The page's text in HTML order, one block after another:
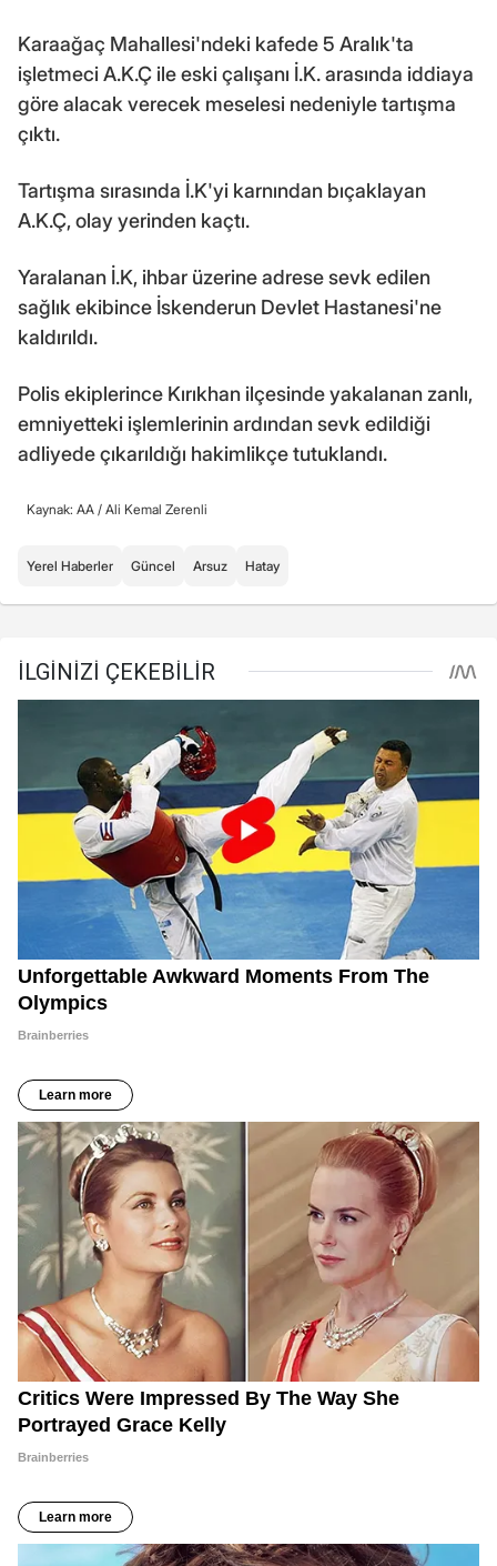
Karaağaç Mahallesi'ndeki kafede 5 Aralık'ta
işletmeci A.K.Ç ile eski çalışanı İ.K. arasında iddiaya
göre alacak verecek meselesi nedeniyle tartışma
çıktı.
Tartışma sırasında İ.K'yi karnından bıçaklayan
A.K.Ç, olay yerinden kaçtı.
Yaralanan İ.K, ihbar üzerine adrese sevk edilen
sağlık ekibince İskenderun Devlet Hastanesi'ne
kaldırıldı.
Polis ekiplerince Kırıkhan ilçesinde yakalanan zanlı,
emniyetteki işlemlerinin ardından sevk edildiği
adliyede çıkarıldığı hakimlikçe tutuklandı.
Kaynak: AA / Ali Kemal Zerenli
Yerel Haberler Güncel Arsuz Hatay